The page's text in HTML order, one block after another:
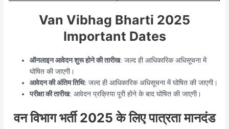
Van Vibhag Bharti 2025
Important Dates
ऑनलाइन आवेदन शुरू होने की तारीख: जल्द ही आधिकारिक अधिसूचना में
घोषित की जाएगी।
आवेदन की अंतिम तिथि: जल्द ही आधिकारिक अधिसूचना में घोषित की जाएगी।
परीक्षा की तारीख: आवेदन प्रक्रिया पूरी होने के बाद घोषित की जाएगी।
वन विभाग भर्ती 2025 के लिए पात्रता मानदंड